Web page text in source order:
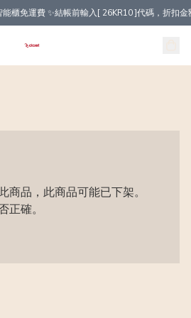
櫃免運費 ✨結帳前輸入[ 26KR10 ]代碼，折扣金
商品，此商品可能已下架。
正確。